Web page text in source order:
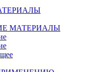
МАТЕРИАЛЫ